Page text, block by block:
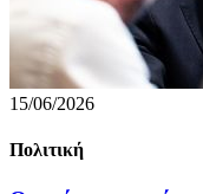
15/06/2026
Πολιτική